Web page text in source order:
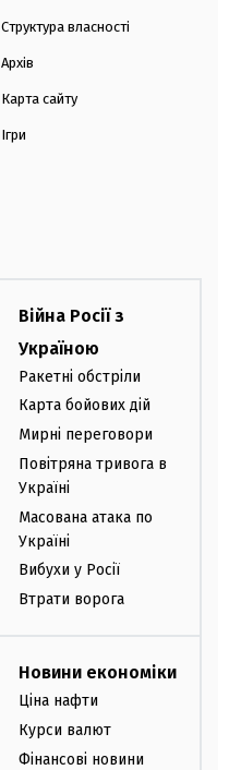
Структура власності
Архів
Карта сайту
Ігри
Війна Росії з
Україною
Ракетні обстріли
Карта бойових дій
Мирні переговори
Повітряна тривога в
Україні
Масована атака по
Україні
Вибухи у Росії
Втрати ворога
Новини економіки
Ціна нафти
Курси валют
Фінансові новини